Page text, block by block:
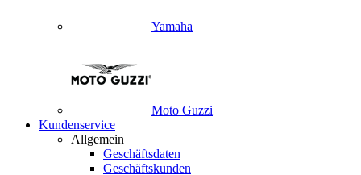
Yamaha
Moto Guzzi
Kundenservice
Allgemein
Geschäftsdaten
Geschäftskunden